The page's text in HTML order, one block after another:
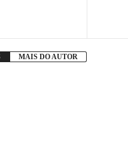
MAIS DO AUTOR